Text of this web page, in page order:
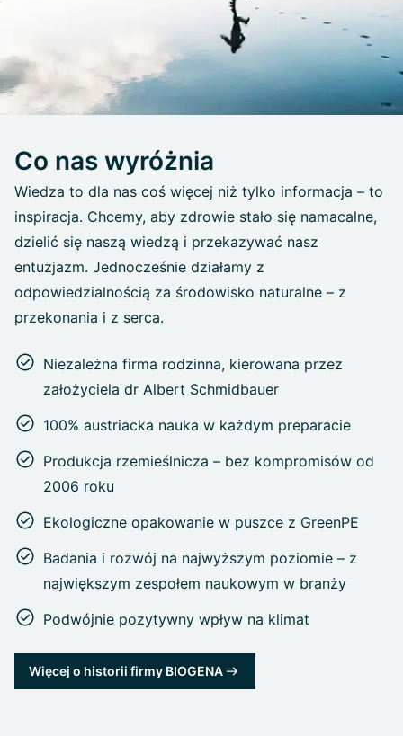
Co nas wyróżnia
Wiedza to dla nas coś więcej niż tylko informacja – to
inspiracja. Chcemy, aby zdrowie stało się namacalne,
dzielić się naszą wiedzą i przekazywać nasz
entuzjazm. Jednocześnie działamy z
odpowiedzialnością za środowisko naturalne – z
przekonania i z serca.
Niezależna firma rodzinna, kierowana przez
założyciela dr Albert Schmidbauer
100% austriacka nauka w każdym preparacie
Produkcja rzemieślnicza – bez kompromisów od
2006 roku
Ekologiczne opakowanie w puszce z GreenPE
Badania i rozwój na najwyższym poziomie – z
największym zespołem naukowym w branży
Podwójnie pozytywny wpływ na klimat
Więcej o historii firmy BIOGENA